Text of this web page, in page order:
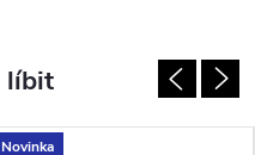
Novinka